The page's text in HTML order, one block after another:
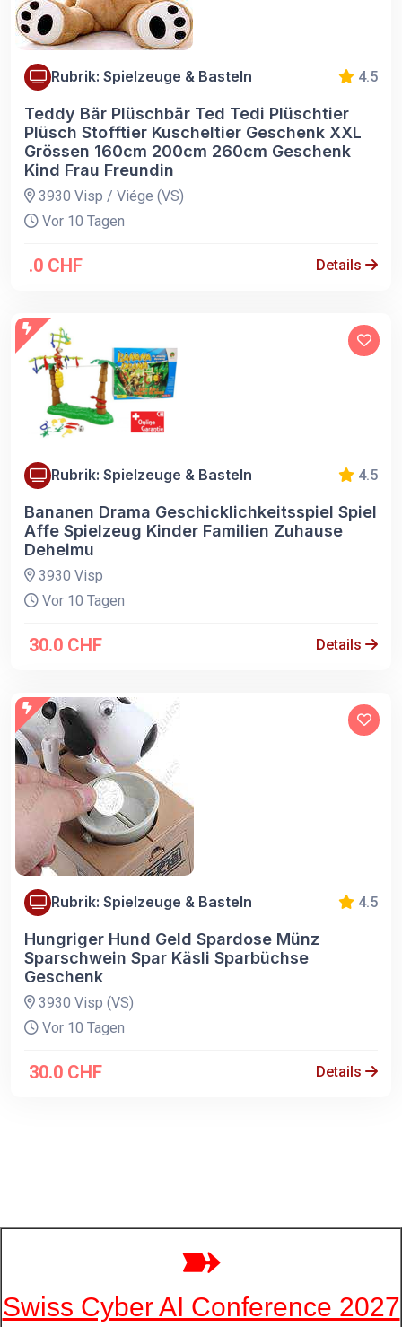
Rubrik: Spielzeuge & Basteln 4.5
Teddy Bär Plüschbär Ted Tedi Plüschtier
Plüsch Stofftier Kuscheltier Geschenk XXL
Grössen 160cm 200cm 260cm Geschenk
Kind Frau Freundin
3930 Visp / Viége (VS)
Vor 10 Tagen
.0 CHF Details
Rubrik: Spielzeuge & Basteln 4.5
Bananen Drama Geschicklichkeitsspiel Spiel
Affe Spielzeug Kinder Familien Zuhause
Deheimu
3930 Visp
Vor 10 Tagen
30.0 CHF Details
Rubrik: Spielzeuge & Basteln 4.5
Hungriger Hund Geld Spardose Münz
Sparschwein Spar Käsli Sparbüchse
Geschenk
3930 Visp (VS)
Vor 10 Tagen
30.0 CHF Details